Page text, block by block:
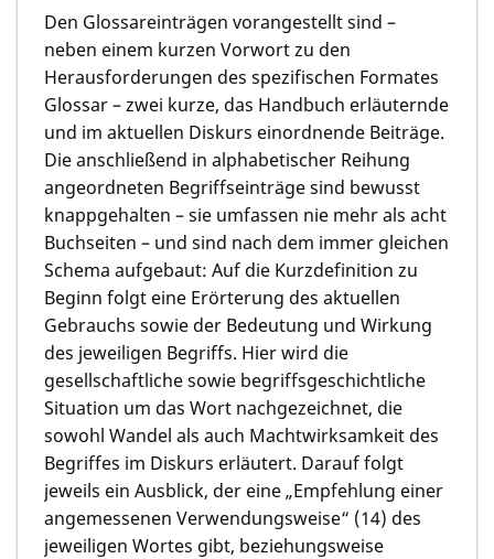
Den Glossareinträgen vorangestellt sind –
neben einem kurzen Vorwort zu den
Herausforderungen des spezifischen Formates
Glossar – zwei kurze, das Handbuch erläuternde
und im aktuellen Diskurs einordnende Beiträge.
Die anschließend in alphabetischer Reihung
angeordneten Begriffseinträge sind bewusst
knappgehalten – sie umfassen nie mehr als acht
Buchseiten – und sind nach dem immer gleichen
Schema aufgebaut: Auf die Kurzdefinition zu
Beginn folgt eine Erörterung des aktuellen
Gebrauchs sowie der Bedeutung und Wirkung
des jeweiligen Begriffs. Hier wird die
gesellschaftliche sowie begriffsgeschichtliche
Situation um das Wort nachgezeichnet, die
sowohl Wandel als auch Machtwirksamkeit des
Begriffes im Diskurs erläutert. Darauf folgt
jeweils ein Ausblick, der eine „Empfehlung einer
angemessenen Verwendungsweise“ (14) des
jeweiligen Wortes gibt, beziehungsweise